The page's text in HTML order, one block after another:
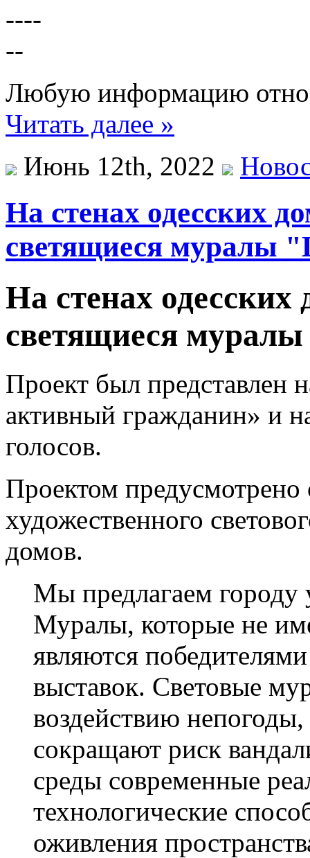
Любую информацию
Читать далее »
Июнь 12th, 2022
На стенах одесских
светящиеся муралы
На стенах одесских
светящиеся
Проект был представлен
активный гражданин» и
голосов.
Проектом предусмотрено
художественного
домов.
Мы предлагаем городу
Муралы, которые не
являются
выставок. Световые
воздействию
сокращают риск
среды современные
технологические
оживления